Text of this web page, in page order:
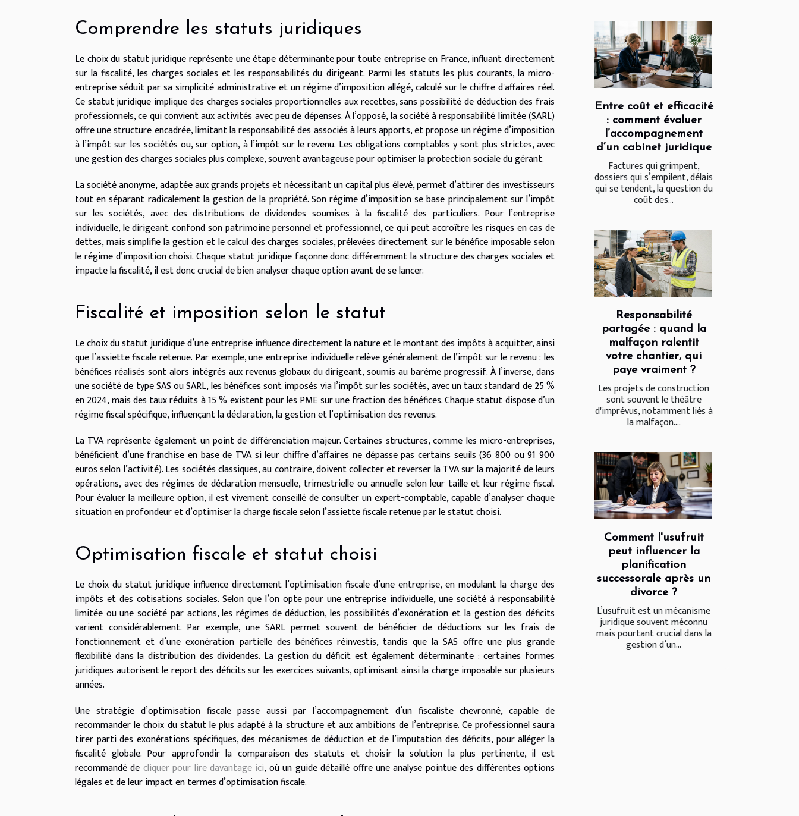
Comprendre les statuts juridiques
Le choix du statut juridique représente une étape déterminante pour toute entreprise en France, influant directement
sur la fiscalité, les charges sociales et les responsabilités du dirigeant. Parmi les statuts les plus courants, la micro-
entreprise séduit par sa simplicité administrative et un régime d’imposition allégé, calculé sur le chiffre d'affaires réel.
Ce statut juridique implique des charges sociales proportionnelles aux recettes, sans possibilité de déduction des frais
professionnels, ce qui convient aux activités avec peu de dépenses. À l’opposé, la société à responsabilité limitée (SARL)
offre une structure encadrée, limitant la responsabilité des associés à leurs apports, et propose un régime d’imposition
à l’impôt sur les sociétés ou, sur option, à l’impôt sur le revenu. Les obligations comptables y sont plus strictes, avec
une gestion des charges sociales plus complexe, souvent avantageuse pour optimiser la protection sociale du gérant.
La société anonyme, adaptée aux grands projets et nécessitant un capital plus élevé, permet d’attirer des investisseurs
tout en séparant radicalement la gestion de la propriété. Son régime d’imposition se base principalement sur l’impôt
sur les sociétés, avec des distributions de dividendes soumises à la fiscalité des particuliers. Pour l’entreprise
individuelle, le dirigeant confond son patrimoine personnel et professionnel, ce qui peut accroître les risques en cas de
dettes, mais simplifie la gestion et le calcul des charges sociales, prélevées directement sur le bénéfice imposable selon
le régime d’imposition choisi. Chaque statut juridique façonne donc différemment la structure des charges sociales et
impacte la fiscalité, il est donc crucial de bien analyser chaque option avant de se lancer.
Fiscalité et imposition selon le statut
Le choix du statut juridique d’une entreprise influence directement la nature et le montant des impôts à acquitter, ainsi
que l’assiette fiscale retenue. Par exemple, une entreprise individuelle relève généralement de l’impôt sur le revenu : les
bénéfices réalisés sont alors intégrés aux revenus globaux du dirigeant, soumis au barème progressif. À l’inverse, dans
une société de type SAS ou SARL, les bénéfices sont imposés via l’impôt sur les sociétés, avec un taux standard de 25 %
en 2024, mais des taux réduits à 15 % existent pour les PME sur une fraction des bénéfices. Chaque statut dispose d’un
régime fiscal spécifique, influençant la déclaration, la gestion et l’optimisation des revenus.
La TVA représente également un point de différenciation majeur. Certaines structures, comme les micro-entreprises,
bénéficient d’une franchise en base de TVA si leur chiffre d’affaires ne dépasse pas certains seuils (36 800 ou 91 900
euros selon l’activité). Les sociétés classiques, au contraire, doivent collecter et reverser la TVA sur la majorité de leurs
opérations, avec des régimes de déclaration mensuelle, trimestrielle ou annuelle selon leur taille et leur régime fiscal.
Pour évaluer la meilleure option, il est vivement conseillé de consulter un expert-comptable, capable d’analyser chaque
situation en profondeur et d’optimiser la charge fiscale selon l’assiette fiscale retenue par le statut choisi.
Optimisation fiscale et statut choisi
Le choix du statut juridique influence directement l’optimisation fiscale d’une entreprise, en modulant la charge des
impôts et des cotisations sociales. Selon que l’on opte pour une entreprise individuelle, une société à responsabilité
limitée ou une société par actions, les régimes de déduction, les possibilités d’exonération et la gestion des déficits
varient considérablement. Par exemple, une SARL permet souvent de bénéficier de déductions sur les frais de
fonctionnement et d’une exonération partielle des bénéfices réinvestis, tandis que la SAS offre une plus grande
flexibilité dans la distribution des dividendes. La gestion du déficit est également déterminante : certaines formes
juridiques autorisent le report des déficits sur les exercices suivants, optimisant ainsi la charge imposable sur plusieurs
années.
Une stratégie d’optimisation fiscale passe aussi par l’accompagnement d’un fiscaliste chevronné, capable de
recommander le choix du statut le plus adapté à la structure et aux ambitions de l’entreprise. Ce professionnel saura
tirer parti des exonérations spécifiques, des mécanismes de déduction et de l’imputation des déficits, pour alléger la
fiscalité globale. Pour approfondir la comparaison des statuts et choisir la solution la plus pertinente, il est
recommandé de cliquer pour lire davantage ici, où un guide détaillé offre une analyse pointue des différentes options
légales et de leur impact en termes d’optimisation fiscale.
Entre coût et efficacité
: comment évaluer
l’accompagnement
d’un cabinet juridique
Factures qui grimpent,
dossiers qui s’empilent, délais
qui se tendent, la question du
coût des...
Responsabilité
partagée : quand la
malfaçon ralentit
votre chantier, qui
paye vraiment ?
Les projets de construction
sont souvent le théâtre
d'imprévus, notamment liés à
la malfaçon....
Comment l'usufruit
peut influencer la
planification
successorale après un
divorce ?
L’usufruit est un mécanisme
juridique souvent méconnu
mais pourtant crucial dans la
gestion d’un...